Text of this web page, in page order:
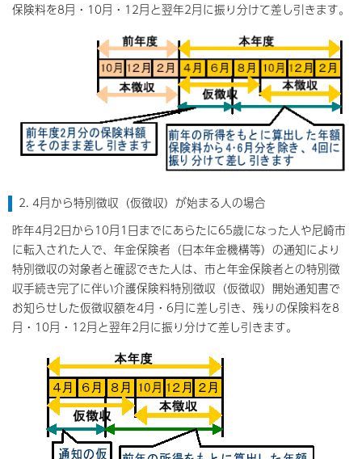
保険料を8月・10月・12月と翌年2月に振り分けて差し引きます。
2. 4月から特別徴収（仮徴収）が始まる人の場合
昨年4月2日から10月1日までにあらたに65歳になった人や尼崎市
に転入された人で、年金保険者（日本年金機構等）の通知により
特別徴収の対象者と確認できた人は、市と年金保険者との特別徴
収手続き完了に伴い介護保険料特別徴収（仮徴収）開始通知書で
お知らせした仮徴収額を4月・6月に差し引き、残りの保険料を8
月・10月・12月と翌年2月に振り分けて差し引きます。